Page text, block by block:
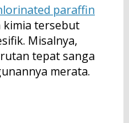
paraffin
kimia tersebut
Misalnya,
tepat sanga
merata.